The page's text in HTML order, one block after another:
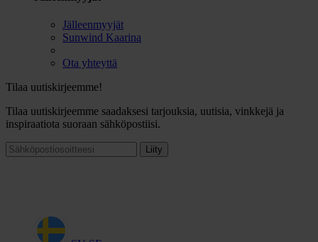
Jälleenmyyjät
Sunwind Kaarina
Ota yhteyttä
Tilaa uutiskirjeemme!
Tilaa uutiskirjeemme saadaksesi tarjouksia, uutisia, vinkkejä ja
inspiraatiota suoraan sähköpostiisi.
Liity